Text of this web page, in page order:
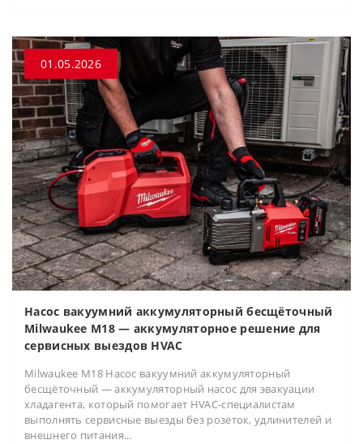
01.05.2026
Насос вакуумний аккумуляторный бесщёточный
Milwaukee M18 — аккумуляторное решение для
сервисных выездов HVAC
Milwaukee M18 Насос вакуумний аккумуляторный
бесщёточный — аккумуляторный насос для эвакуации
хладагента, который помогает HVAC-специалистам
выполнять сервисные выезды без розеток, удлинителей и
внешнего питания...